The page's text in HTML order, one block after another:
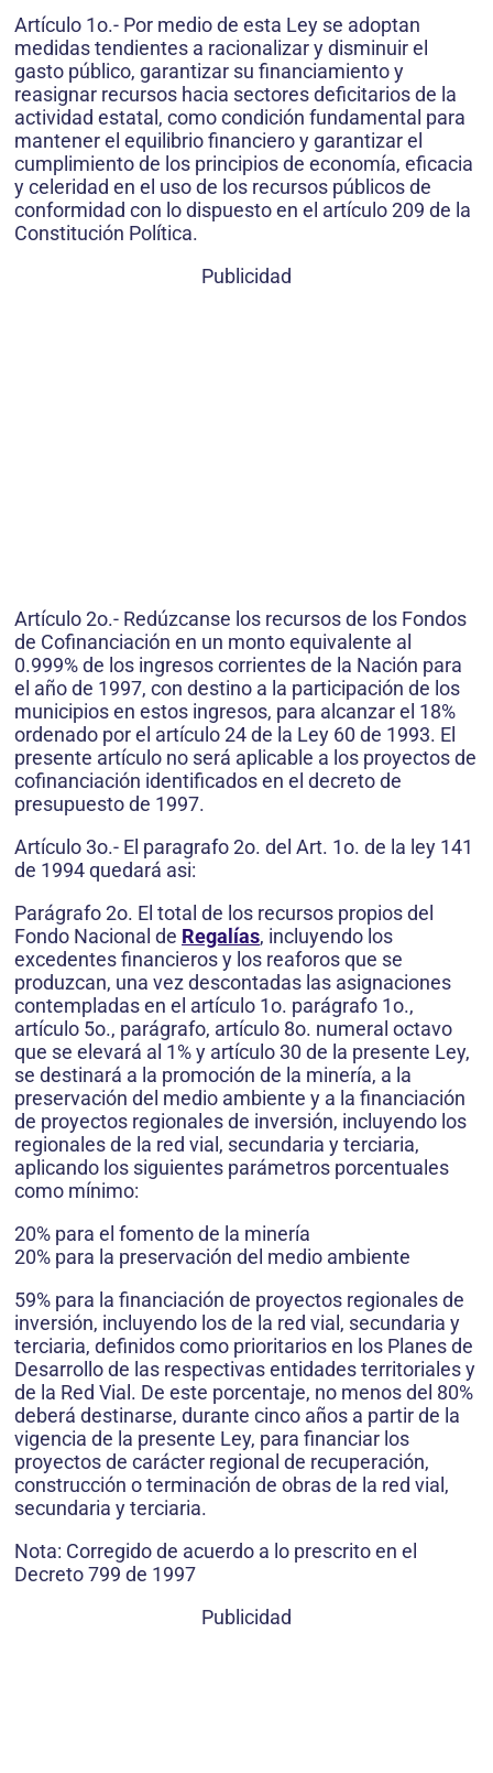
Artículo 1o.- Por medio de esta Ley se adoptan
medidas tendientes a racionalizar y disminuir el
gasto público, garantizar su financiamiento y
reasignar recursos hacia sectores deficitarios de la
actividad estatal, como condición fundamental para
mantener el equilibrio financiero y garantizar el
cumplimiento de los principios de economía, eficacia
y celeridad en el uso de los recursos públicos de
conformidad con lo dispuesto en el artículo 209 de la
Constitución Política.
Publicidad
Artículo 2o.- Redúzcanse los recursos de los Fondos
de Cofinanciación en un monto equivalente al
0.999% de los ingresos corrientes de la Nación para
el año de 1997, con destino a la participación de los
municipios en estos ingresos, para alcanzar el 18%
ordenado por el artículo 24 de la Ley 60 de 1993. El
presente artículo no será aplicable a los proyectos de
cofinanciación identificados en el decreto de
presupuesto de 1997.
Artículo 3o.- El paragrafo 2o. del Art. 1o. de la ley 141
de 1994 quedará asi:
Parágrafo 2o. El total de los recursos propios del
Fondo Nacional de Regalías, incluyendo los
excedentes financieros y los reaforos que se
produzcan, una vez descontadas las asignaciones
contempladas en el artículo 1o. parágrafo 1o.,
artículo 5o., parágrafo, artículo 8o. numeral octavo
que se elevará al 1% y artículo 30 de la presente Ley,
se destinará a la promoción de la minería, a la
preservación del medio ambiente y a la financiación
de proyectos regionales de inversión, incluyendo los
regionales de la red vial, secundaria y terciaria,
aplicando los siguientes parámetros porcentuales
como mínimo:
20% para el fomento de la minería
20% para la preservación del medio ambiente
59% para la financiación de proyectos regionales de
inversión, incluyendo los de la red vial, secundaria y
terciaria, definidos como prioritarios en los Planes de
Desarrollo de las respectivas entidades territoriales y
de la Red Vial. De este porcentaje, no menos del 80%
deberá destinarse, durante cinco años a partir de la
vigencia de la presente Ley, para financiar los
proyectos de carácter regional de recuperación,
construcción o terminación de obras de la red vial,
secundaria y terciaria.
Nota: Corregido de acuerdo a lo prescrito en el
Decreto 799 de 1997
Publicidad